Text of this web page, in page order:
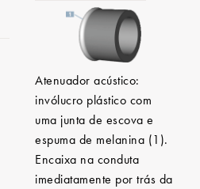
Atenuador acústico:
invólucro plástico com
uma junta de escova e
espuma de melanina (1).
Encaixa na conduta
imediatamente por trás da